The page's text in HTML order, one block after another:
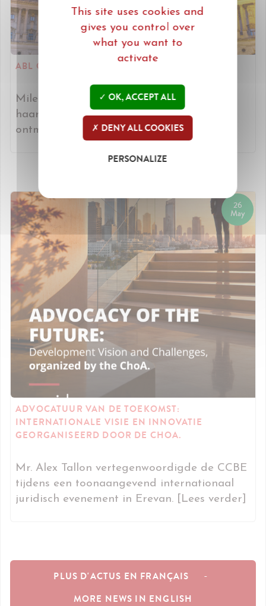
ABL CONGRES IN WENEN.
Miles trekt naar Wenen om
haar internationale ABL partners te
ontmoeten. [Lees verder]
26
May
ADVOCATUUR VAN DE TOEKOMST:
INTERNATIONALE VISIE EN INNOVATIE
GEORGANISEERD DOOR DE CHOA.
Mr. Alex Tallon vertegenwoordigde de CCBE
tijdens een toonaangevend internationaal
juridisch evenement in Erevan. [Lees verder]
PLUS D'ACTUS EN FRANÇAIS
-
MORE NEWS IN ENGLISH
This site uses cookies and
gives you control over
what you want to
activate
OK, ACCEPT ALL
DENY ALL COOKIES
PERSONALIZE